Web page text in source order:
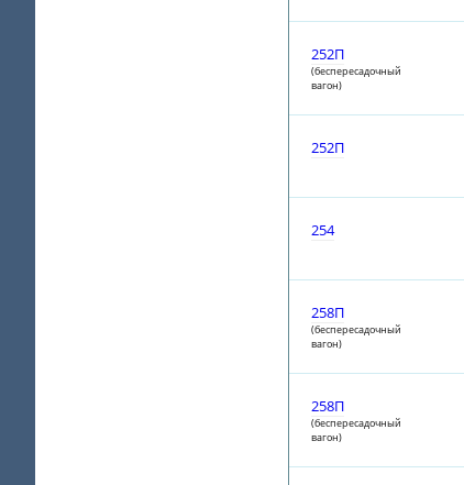
252П
(беспересадочный
вагон)
252П
254
258П
(беспересадочный
вагон)
258П
(беспересадочный
вагон)